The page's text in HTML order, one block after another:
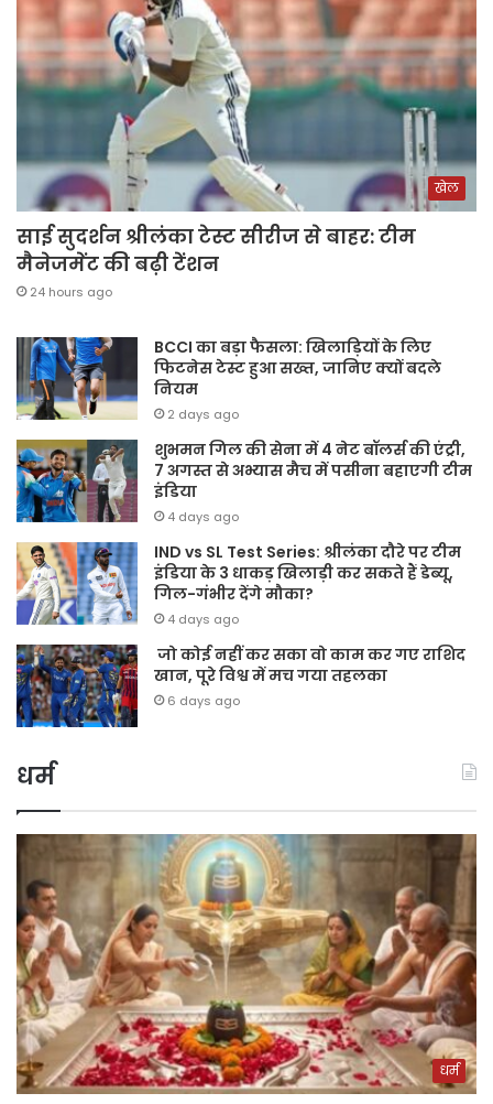
खेल
साई सुदर्शन श्रीलंका टेस्ट सीरीज से बाहर: टीम
मैनेजमेंट की बढ़ी टेंशन
24 hours ago
BCCI का बड़ा फैसला: खिलाड़ियों के लिए
फिटनेस टेस्ट हुआ सख्त, जानिए क्यों बदले
नियम
2 days ago
शुभमन गिल की सेना में 4 नेट बॉलर्स की एंट्री,
7 अगस्त से अभ्यास मैच में पसीना बहाएगी टीम
इंडिया
4 days ago
IND vs SL Test Series: श्रीलंका दौरे पर टीम
इंडिया के 3 धाकड़ खिलाड़ी कर सकते हैं डेब्यू,
गिल-गंभीर देंगे मौका?
4 days ago
जो कोई नहीं कर सका वो काम कर गए राशिद
खान, पूरे विश्व में मच गया तहलका
6 days ago
धर्म
धर्म